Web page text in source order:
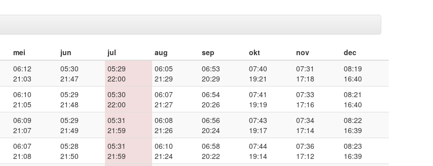
mei jun jul aug sep okt nov
dec
06:12
21:03
05:30
21:47
05:29
22:00
06:05
21:29
06:53
20:29
07:40
19:21
07:31
17:18
08:19
16:40
06:10
21:05
05:29
21:48
05:30
22:00
06:07
21:27
06:54
20:26
07:41
19:19
07:33
17:16
08:21
16:40
06:09
21:07
05:29
21:49
05:31
21:59
06:08
21:26
06:56
20:24
07:43
19:17
07:34
17:14
08:22
16:39
06:07
21:08
05:28
21:50
05:31
21:59
06:10
21:24
06:58
20:22
07:44
19:14
07:36
17:12
08:23
16:39